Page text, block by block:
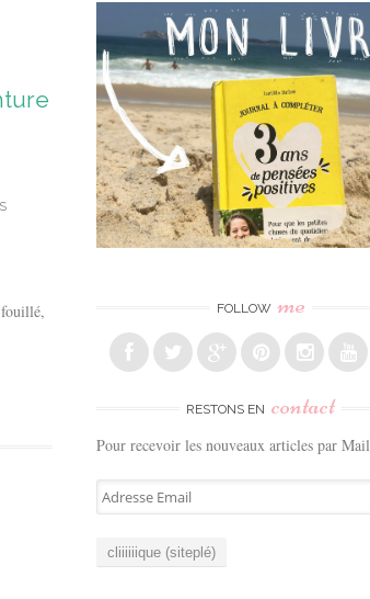
FOLLOW me
RESTONS EN contact
Pour recevoir les nouveaux articles par Mail
A
d